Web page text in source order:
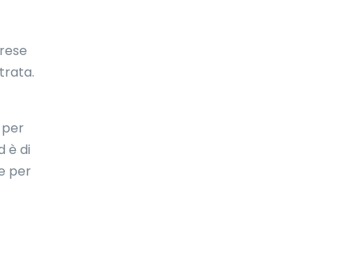
è di
per